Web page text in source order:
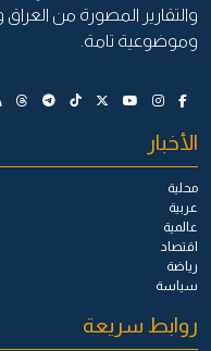
والتقارير المصورة من
وموضوعية تامة.
الأخبار
محلية
عربية
عالمية
اقتصاد
رياضة
سياسة
روابط سريعة